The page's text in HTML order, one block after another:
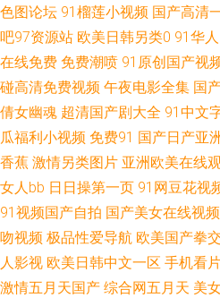
欧美特级片官网 综合色图第一页x 福利社
日本电影av 亚洲欧美不卡线 www国产中
狠干 黄色三级AV 欧美熟妇性生活 探花视
网站 97骚资源 国产w色麻豆 玖玖热精品
放一区二区 老司机久草 91国产夜色猫 浮
色图论坛 91榴莲小视频 国产高清
吧97资源站 欧美日韩另类0 91华人
在线免费 免费潮喷 91原创国产视
碰高清免费视频 午夜电影全集 国
倩女幽魂 超清国产剧大全 91中文
瓜福利小视频 免费91 国产日产亚
香蕉 激情另类图片 亚洲欧美在线
女人bb 日日操第一页 91网豆花视
91视频国产自拍 国产美女在线视频
吻视频 极品性爱导航 欧美国产拳
人影视 欧美日韩中文一区 手机看
激情五月天国产 综合网五月天 美